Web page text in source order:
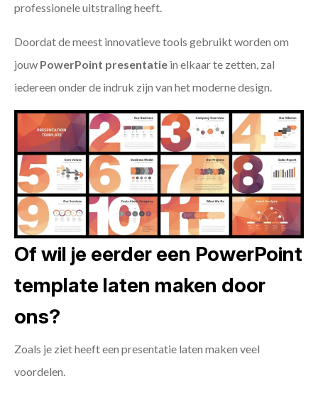
professionele uitstraling heeft.
Doordat de meest innovatieve tools gebruikt worden om
jouw PowerPoint presentatie in elkaar te zetten, zal
iedereen onder de indruk zijn van het moderne design.
Of wil je eerder een PowerPoint
template laten maken door
ons?
Zoals je ziet heeft een presentatie laten maken veel
voordelen.